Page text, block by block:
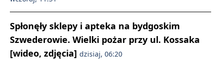
Spłonęły sklepy i apteka na bydgoskim
Szwederowie. Wielki pożar przy ul. Kossaka
[wideo, zdjęcia] dzisiaj, 06:20